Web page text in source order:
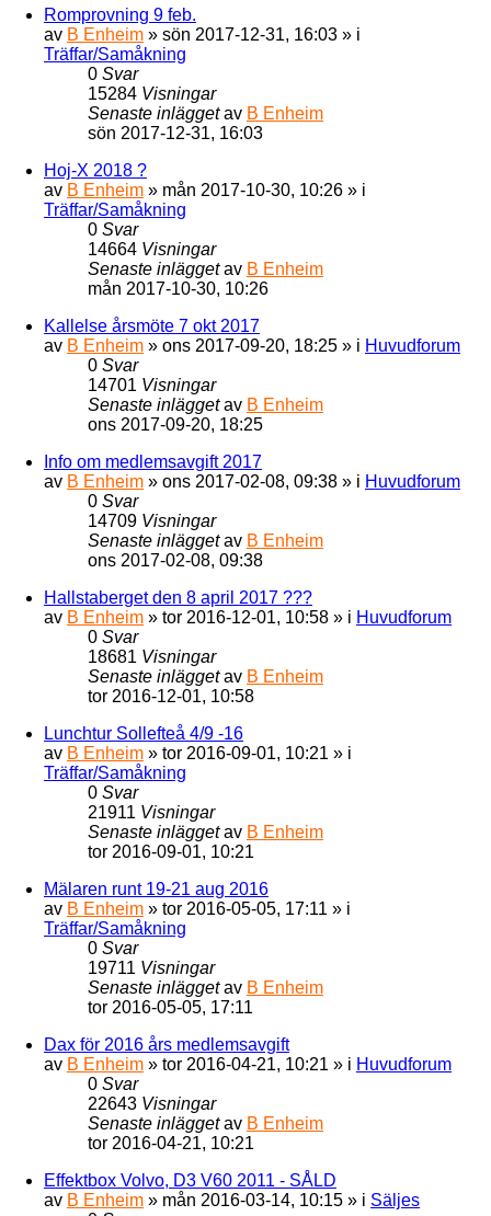
Romprovning 9 feb.
av B Enheim » sön 2017-12-31, 16:03 » i
Träffar/Samåkning
0 Svar
15284 Visningar
Senaste inläggetav B Enheim
sön 2017-12-31, 16:03
Hoj-X 2018 ?
av B Enheim » mån 2017-10-30, 10:26 » i
Träffar/Samåkning
0 Svar
14664 Visningar
Senaste inläggetav B Enheim
mån 2017-10-30, 10:26
Kallelse årsmöte 7 okt 2017
av B Enheim » ons 2017-09-20, 18:25 » i Huvudforum
0 Svar
14701 Visningar
Senaste inläggetav B Enheim
ons 2017-09-20, 18:25
Info om medlemsavgift 2017
av B Enheim » ons 2017-02-08, 09:38 » i Huvudforum
0 Svar
14709 Visningar
Senaste inläggetav B Enheim
ons 2017-02-08, 09:38
Hallstaberget den 8 april 2017 ???
av B Enheim » tor 2016-12-01, 10:58 » i Huvudforum
0 Svar
18681 Visningar
Senaste inläggetav B Enheim
tor 2016-12-01, 10:58
Lunchtur Sollefteå 4/9 -16
av B Enheim » tor 2016-09-01, 10:21 » i
Träffar/Samåkning
0 Svar
21911 Visningar
Senaste inläggetav B Enheim
tor 2016-09-01, 10:21
Mälaren runt 19-21 aug 2016
av B Enheim » tor 2016-05-05, 17:11 » i
Träffar/Samåkning
0 Svar
19711 Visningar
Senaste inläggetav B Enheim
tor 2016-05-05, 17:11
Dax för 2016 års medlemsavgift
av B Enheim » tor 2016-04-21, 10:21 » i Huvudforum
0 Svar
22643 Visningar
Senaste inläggetav B Enheim
tor 2016-04-21, 10:21
Effektbox Volvo, D3 V60 2011 - SÅLD
av B Enheim » mån 2016-03-14, 10:15 » i Säljes